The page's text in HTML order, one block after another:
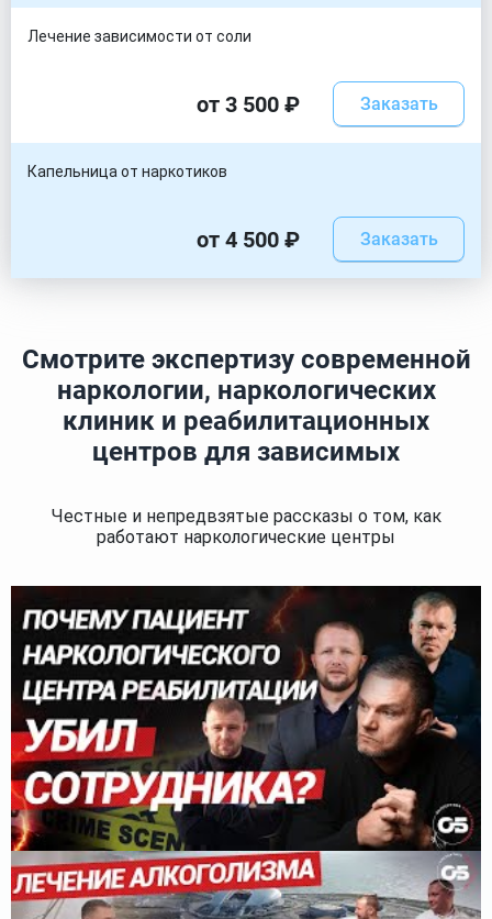
Лечение зависимости от соли
от 3 500 ₽ Заказать
Капельница от наркотиков
от 4 500 ₽ Заказать
Смотрите экспертизу современной
наркологии, наркологических
клиник и реабилитационных
центров для зависимых
Честные и непредвзятые рассказы о том, как
работают наркологические центры